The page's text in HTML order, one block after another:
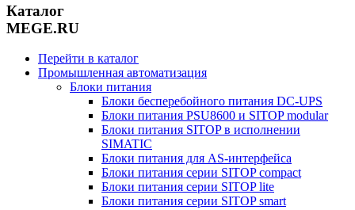
Каталог
MEGE.RU
Перейти в каталог
Промышленная автоматизация
Блоки питания
Блоки бесперебойного питания DC-UPS
Блоки питания PSU8600 и SITOP modular
Блоки питания SITOP в исполнении
SIMATIC
Блоки питания для AS-интерфейса
Блоки питания серии SITOP compact
Блоки питания серии SITOP lite
Блоки питания серии SITOP smart